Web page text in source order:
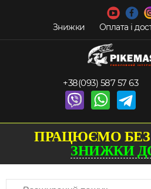
Знижки Оплата і
+38(093) 587 57 63
ПРАЦЮЄМО БЕЗ
ЗНИЖКИ